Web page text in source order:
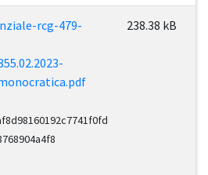
rcg-479-
238.38 kB